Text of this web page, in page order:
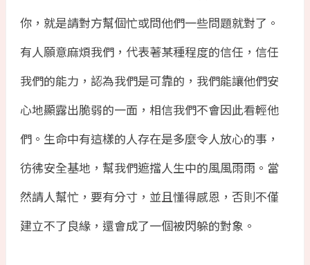
你，就是請對方幫個忙或問他們一些問題就對了。
有人願意麻煩我們，代表著某種程度的信任，信任
我們的能力，認為我們是可靠的，我們能讓他們安
心地顯露出脆弱的一面，相信我們不會因此看輕他
們。生命中有這樣的人存在是多麼令人放心的事，
彷彿安全基地，幫我們遮擋人生中的風風雨雨。當
然請人幫忙，要有分寸，並且懂得感恩，否則不僅
建立不了良緣，還會成了一個被閃躲的對象。